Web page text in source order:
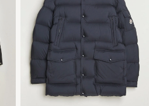
stil,
og
oplev
er
mere
udvalg